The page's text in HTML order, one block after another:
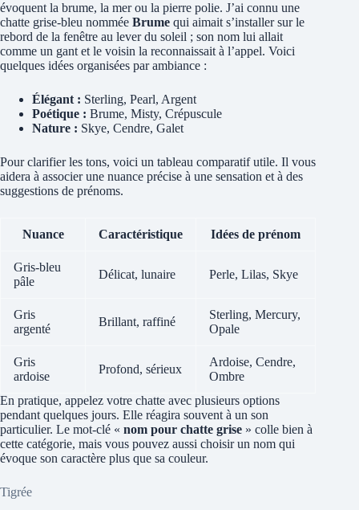
évoquent la brume, la mer ou la pierre polie. J’ai connu une
chatte grise-bleu nommée Brume qui aimait s’installer sur le
rebord de la fenêtre au lever du soleil ; son nom lui allait
comme un gant et le voisin la reconnaissait à l’appel. Voici
quelques idées organisées par ambiance :
Élégant : Sterling, Pearl, Argent
Poétique : Brume, Misty, Crépuscule
Nature : Skye, Cendre, Galet
Pour clarifier les tons, voici un tableau comparatif utile. Il vous
aidera à associer une nuance précise à une sensation et à des
suggestions de prénoms.
Nuance Caractéristique Idées de prénom
Gris-bleu
pâle
Délicat, lunaire Perle, Lilas, Skye
Gris
argenté
Brillant, raffiné
Sterling, Mercury,
Opale
Gris
ardoise
Profond, sérieux
Ardoise, Cendre,
Ombre
En pratique, appelez votre chatte avec plusieurs options
pendant quelques jours. Elle réagira souvent à un son
particulier. Le mot-clé « nom pour chatte grise » colle bien à
cette catégorie, mais vous pouvez aussi choisir un nom qui
évoque son caractère plus que sa couleur.
Tigrée